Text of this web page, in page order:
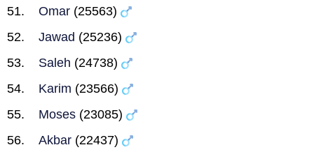
Omar (25563)
Jawad (25236)
Saleh (24738)
Karim (23566)
Moses (23085)
Akbar (22437)